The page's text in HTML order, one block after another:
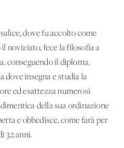
dove fu accolto come
noviziato, fece la filosofia a
conseguendo il diploma.
dove insegna e studia la
ed esattezza numerosi
della sua ordinazione
e obbedisce, come farà per
32 anni.